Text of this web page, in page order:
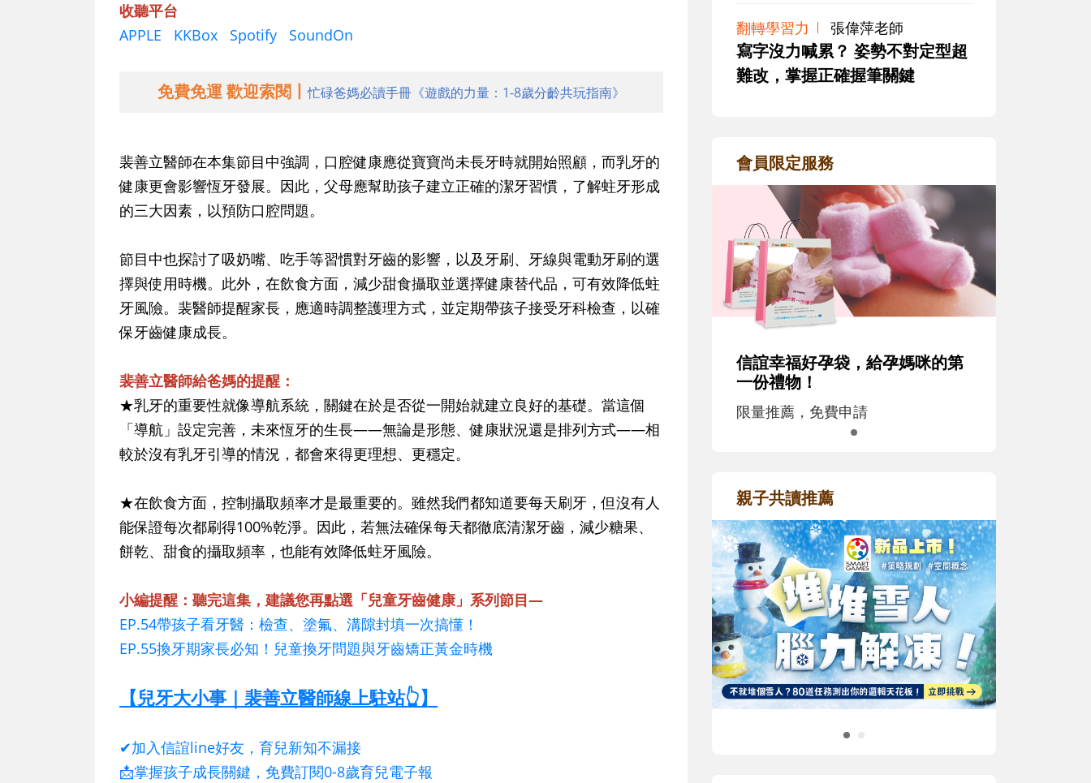
收聽平台
APPLE
KKBox Spotify SoundOn
免費免運 歡迎索閱丨忙碌爸媽必讀手冊《遊戲的力量：1-8歲分齡共玩指南》
裴善立醫師在本集節目中強調，口腔健康應從寶寶尚未長牙時就開始照顧，而乳牙的
健康更會影響恆牙發展。因此，父母應幫助孩子建立正確的潔牙習慣，了解蛀牙形成
的三大因素，以預防口腔問題。
節目中也探討了吸奶嘴、吃手等習慣對牙齒的影響，以及牙刷、牙線與電動牙刷的選
擇與使用時機。此外，在飲食方面，減少甜食攝取並選擇健康替代品，可有效降低蛀
牙風險。裴醫師提醒家長，應適時調整護理方式，並定期帶孩子接受牙科檢查，以確
保牙齒健康成長。
裴善立醫師給爸媽的提醒：
★乳牙的重要性就像導航系統，關鍵在於是否從一開始就建立良好的基礎。當這個
「導航」設定完善，未來恆牙的生長——無論是形態、健康狀況還是排列方式——相
較於沒有乳牙引導的情況，都會來得更理想、更穩定。
★在飲食方面，控制攝取頻率才是最重要的。雖然我們都知道要每天刷牙，但沒有人
能保證每次都刷得100%乾淨。因此，若無法確保每天都徹底清潔牙齒，減少糖果、
餅乾、甜食的攝取頻率，也能有效降低蛀牙風險。
小編提醒：聽完這集，建議您再點選「兒童牙齒健康」系列節目—
EP.54帶孩子看牙醫：檢查、塗氟、溝隙封填一次搞懂！
EP.55換牙期家長必知！兒童換牙問題與牙齒矯正黃金時機
【兒牙大小事｜裴善立醫師線上駐站👆】
✔加入信誼line好友，育兒新知不漏接
📩掌握孩子成長關鍵，免費訂閱0-8歲育兒電子報
翻轉學習力 張偉萍老師
寫字沒力喊累？ 姿勢不對定型超
難改，掌握正確握筆關鍵
會員限定服務
信誼幸福好孕袋，給孕媽咪的第
一份禮物！
限量推薦，免費申請
親子共讀推薦